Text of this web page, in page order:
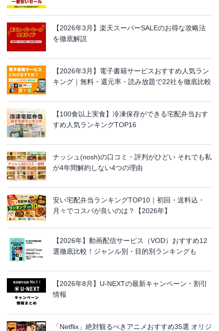
【2026年3月】楽天スーパーSALEのお得な攻略法
を徹底解説
【2026年3月】電子書籍サービスおすすめ人気ラン
キング｜無料・還元率・読み放題で22社を徹底比較
【100食以上実食】冷凍保存ができる宅配弁当おす
すめ人気ランキングTOP16
ナッシュ(nosh)の口コミ・評判がひどい それでも私
が4年間解約しない4つの理由
安い宅配弁当ランキングTOP10｜初回・送料込・
月々でコスパが良いのは？【2026年】
【2026年】動画配信サービス（VOD）おすすめ12
選徹底比較！ジャンル別・目的別ランキングも
【2026年8月】U-NEXTの最新キャンペーン・割引
情報
「Netflix」絶対観るべきアニメおすすめ35選 オリジ